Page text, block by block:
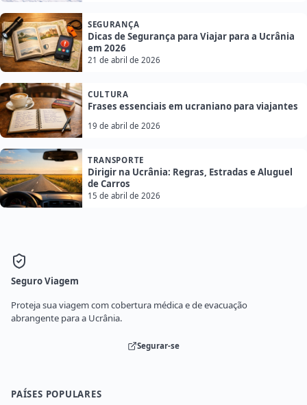
SEGURANÇA
Dicas de Segurança para Viajar para a Ucrânia
em 2026
21 de abril de 2026
CULTURA
Frases essenciais em ucraniano para viajantes
19 de abril de 2026
TRANSPORTE
Dirigir na Ucrânia: Regras, Estradas e Aluguel
de Carros
15 de abril de 2026
Seguro Viagem
Proteja sua viagem com cobertura médica e de evacuação
abrangente para a Ucrânia.
Segurar-se
PAÍSES POPULARES